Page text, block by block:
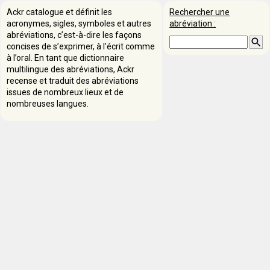
Rechercher une
abréviation :
Ackr catalogue et définit les
acronymes, sigles, symboles et autres
abréviations, c’est-à-dire les façons
concises de s’exprimer, à l’écrit comme
à l’oral. En tant que dictionnaire
multilingue des abréviations, Ackr
recense et traduit des abréviations
issues de nombreux lieux et de
nombreuses langues.